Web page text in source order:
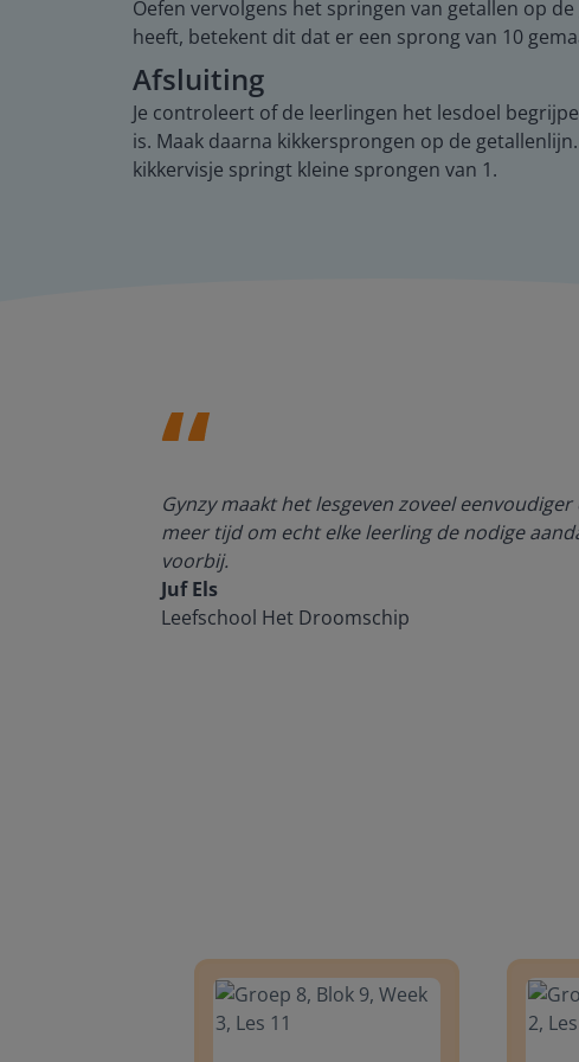
Oefen vervolgens het springen van getallen op
heeft, betekent dit dat er een sprong van 10
Afsluiting
Je controleert of de leerlingen het lesdoel
is. Maak daarna kikkersprongen op de
kikkervisje springt kleine sprongen van 1.
Gynzy maakt het lesgeven zoveel
meer tijd om echt elke leerling de nodige
voorbij.
Juf Els
Leefschool Het Droomschip